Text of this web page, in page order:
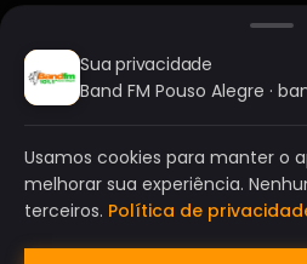
Sua privacidade
Band FM Pouso Alegre ·
Usamos cookies para manter o
melhorar sua experiência.
terceiros. Política de